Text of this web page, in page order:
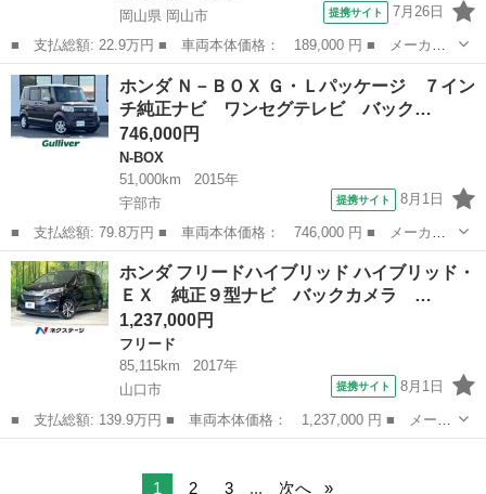
岡山県 岡山市
提携サイト 7月26日
■ 支払総額: 22.9万円 ■ 車両本体価格： 189,000 円 ■ メーカー
名： ホンダ ■ 車種名： Ｎ－ＯＮＥ ■ グレード名： Ｇ・Ｌパ
ッケージ オートエアコン オートライト スマートキー 電格ミラ
ー ■ 排気...
岡山 岡山市 N-ONE
ホンダ Ｎ－ＢＯＸ Ｇ・Ｌパッケージ ７イン
チ純正ナビ ワンセグテレビ バック…
746,000円
N-BOX
51,000km
2015年
宇部市
提携サイト 8月1日
■ 支払総額: 79.8万円 ■ 車両本体価格： 746,000 円 ■ メーカー
名： ホンダ ■ 車種名： Ｎ－ＢＯＸ ■ グレード名： Ｇ・Ｌパ
ッケージ ７インチ純正ナビ ワンセグテレビ バックカメラ ＥＴ
Ｃ スマート...
山口 宇部市 N-BOX
ホンダ フリードハイブリッド ハイブリッド・
ＥＸ 純正９型ナビ バックカメラ …
1,237,000円
フリード
85,115km
2017年
山口市
提携サイト 8月1日
■ 支払総額: 139.9万円 ■ 車両本体価格： 1,237,000 円 ■ メーカ
ー名： ホンダ ■ 車種名： フリードハイブリッド ■ グレード
1 2 3 ... 次へ